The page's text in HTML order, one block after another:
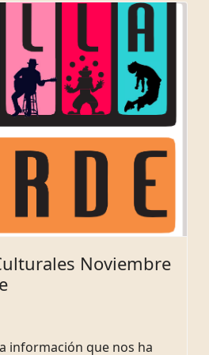
Noviembre
información que nos ha